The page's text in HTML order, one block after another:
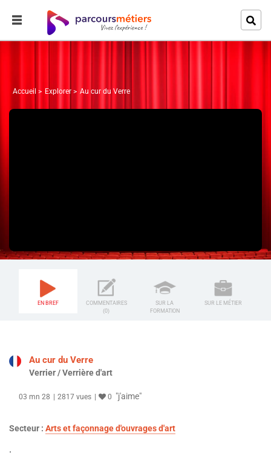
Accueil Explorer Au cur du Verre
EN BREF
COMMENTAIRES
(0)
SUR LA
FORMATION
SUR LE MÉTIER
Au cur du Verre
Verrier / Verrière d'art
03 mn 28 2817 vues 0 "j'aime"
Secteur : Arts et façonnage d'ouvrages d'art
.